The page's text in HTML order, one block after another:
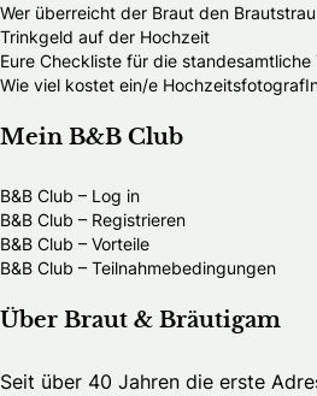
Wer überreicht der Braut den
Trinkgeld auf der Hochzeit
Eure Checkliste für die standesamtliche
Wie viel kostet ein/e
Mein B&B Club
B&B Club – Log in
B&B Club – Registrieren
B&B Club – Vorteile
B&B Club – Teilnahmebedingungen
Über Braut & Bräutigam
Seit über 40 Jahren die erste